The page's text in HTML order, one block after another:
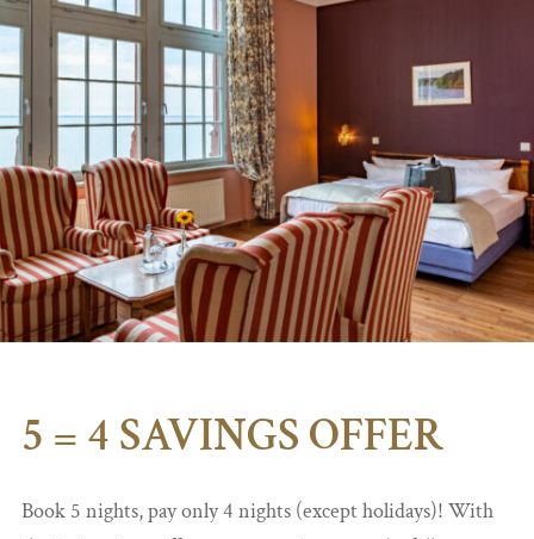
5 = 4 SAVINGS OFFER
Book 5 nights, pay only 4 nights (except holidays)! With